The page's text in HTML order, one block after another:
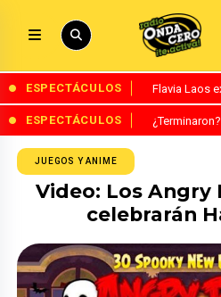
ESPECTÁCULOS Flavia Laos
ESPECTÁCULOS
JUEGOS Y ANIME
Video: Los Angry
celebrarán